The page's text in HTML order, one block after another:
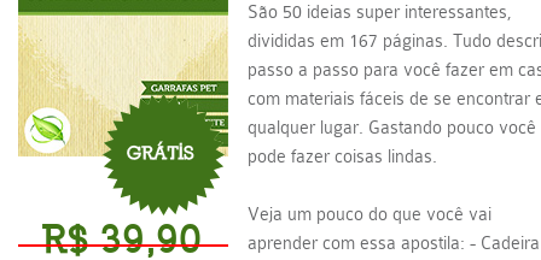
R$ 39,90
São 50 ideias super interessantes,
divididas em 167 páginas. Tudo
passo a passo para você fazer em
com materiais fáceis de se encontrar
qualquer lugar. Gastando pouco você
pode fazer coisas lindas.
Veja um pouco do que você vai
aprender com essa apostila: - Cadeira